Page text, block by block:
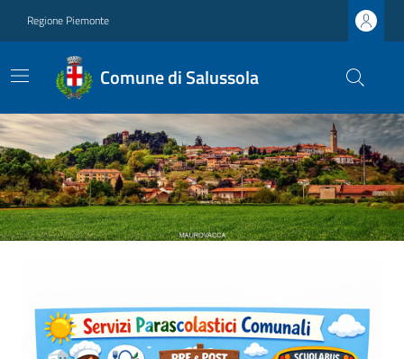
Regione Piemonte
Comune di Salussola